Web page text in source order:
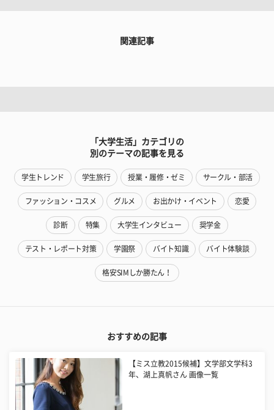
関連記事
「大学生活」カテゴリの
別のテーマの記事を見る
学生トレンド 学生旅行 授業・履修・ゼミ サークル・部活
ファッション・コスメ グルメ お出かけ・イベント 恋愛
診断 特集 大学生インタビュー 奨学金
テスト・レポート対策 学園祭 バイト知識 バイト体験談
格安SIMしか勝たん！
おすすめの記事
【ミス立教2015候補】文学部文学科3
年、湖上真帆さん 画像一覧